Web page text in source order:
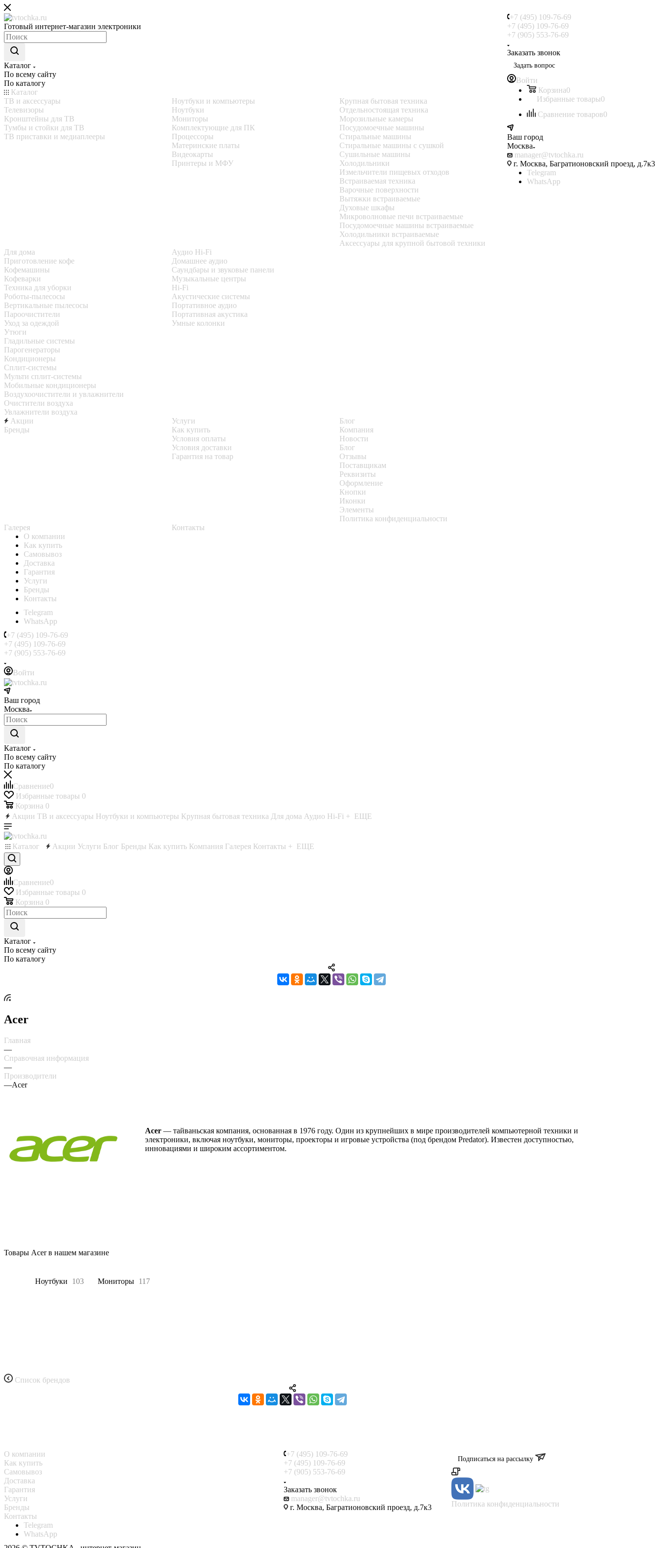
Готовый интернет-магазин электроники
Каталог
По всему сайту
По каталогу
Каталог
ТВ и аксессуары
Телевизоры
Кронштейны для ТВ
Тумбы и стойки для ТВ
ТВ приставки и медиаплееры
Ноутбуки и компьютеры
Ноутбуки
Мониторы
Комплектующие для ПК
Процессоры
Материнские платы
Видеокарты
Принтеры и МФУ
Крупная бытовая техника
Отдельностоящая техника
Морозильные камеры
Посудомоечные машины
Стиральные машины
Стиральные машины с сушкой
Сушильные машины
Холодильники
Измельчители пищевых отходов
Встраиваемая техника
Варочные поверхности
Вытяжки встраиваемые
Духовые шкафы
Микроволновые печи встраиваемые
Посудомоечные машины встраиваемые
Холодильники встраиваемые
Аксессуары для крупной бытовой техники
Для дома
Приготовление кофе
Кофемашины
Кофеварки
Техника для уборки
Роботы-пылесосы
Вертикальные пылесосы
Пароочистители
Уход за одеждой
Утюги
Гладильные системы
Парогенераторы
Кондиционеры
Сплит-системы
Мульти сплит-системы
Мобильные кондиционеры
Воздухоочистители и увлажнители
Очистители воздуха
Увлажнители воздуха
Аудио Hi-Fi
Домашнее аудио
Саундбары и звуковые панели
Музыкальные центры
Hi-Fi
Акустические системы
Портативное аудио
Портативная акустика
Умные колонки
Акции Услуги
Блог
Бренды
Как купить
Условия оплаты
Условия доставки
Гарантия на товар
Компания
Новости
Блог
Отзывы
Поставщикам
Реквизиты
Оформление
Кнопки
Иконки
Элементы
Политика конфиденциальности
Галерея
Контакты
+7 (495) 109-76-69
+7 (495) 109-76-69
+7 (905) 553-76-69
Заказать звонок
Задать вопрос
Войти
Корзина0
Избранные товары0
Сравнение товаров0
Ваш город
Москва
manager@tvtochka.ru
г. Москва, Багратионовский проезд, д.7к3
Telegram
WhatsApp
О компании
Как купить
Самовывоз
Доставка
Гарантия
Услуги
Бренды
Контакты
Telegram
WhatsApp
+7 (495) 109-76-69
+7 (495) 109-76-69
+7 (905) 553-76-69
Войти
Ваш город
Москва
Каталог
По всему сайту
По каталогу
Сравнение0
Избранные товары 0
Корзина 0
Акции ТВ и аксессуары Ноутбуки и компьютеры Крупная бытовая техника Для дома Аудио Hi-Fi + ЕЩЕ
Каталог Акции Услуги Блог Бренды Как купить Компания Галерея Контакты + ЕЩЕ
Сравнение0
Избранные товары 0
Корзина 0
Каталог
По всему сайту
По каталогу
Acer
Главная
—
Справочная информация
—
Производители
—Acer
Acer — тайваньская компания, основанная в 1976 году. Один из крупнейших в мире производителей компьютерной техники и
электроники, включая ноутбуки, мониторы, проекторы и игровые устройства (под брендом Predator). Известен доступностью,
инновациями и широким ассортиментом.
Товары Acer в нашем магазине
Ноутбуки 103 Мониторы 117
Список брендов
О компании
Как купить
Самовывоз
Доставка
Гарантия
Услуги
Бренды
Контакты
Telegram
WhatsApp
+7 (495) 109-76-69
+7 (495) 109-76-69
+7 (905) 553-76-69
Заказать звонок
manager@tvtochka.ru
г. Москва, Багратионовский проезд, д.7к3
Подписаться на рассылку
Политика конфиденциальности